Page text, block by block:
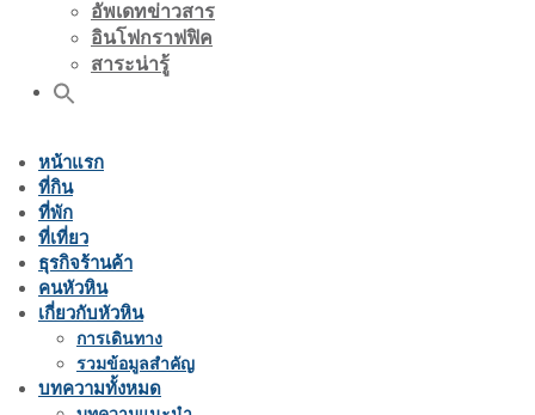
อัพเดทข่าวสาร
อินโฟกราฟฟิค
สาระน่ารู้
หน้าแรก
ที่กิน
ที่พัก
ที่เที่ยว
ธุรกิจร้านค้า
คนหัวหิน
เกี่ยวกับหัวหิน
การเดินทาง
รวมข้อมูลสำคัญ
บทความทั้งหมด